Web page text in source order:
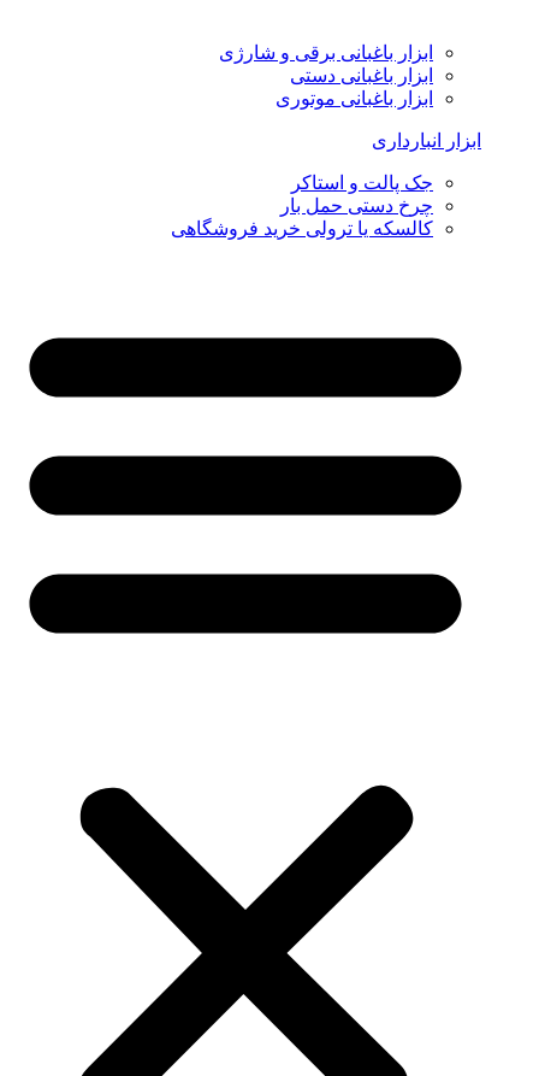
ابزار باغبانی برقی و شارژی
ابزار باغبانی دستی
ابزار باغبانی موتوری
ابزار انبارداری
جک پالت و استاکر
چرخ دستی حمل بار
کالسکه یا ترولی خرید فروشگاهی